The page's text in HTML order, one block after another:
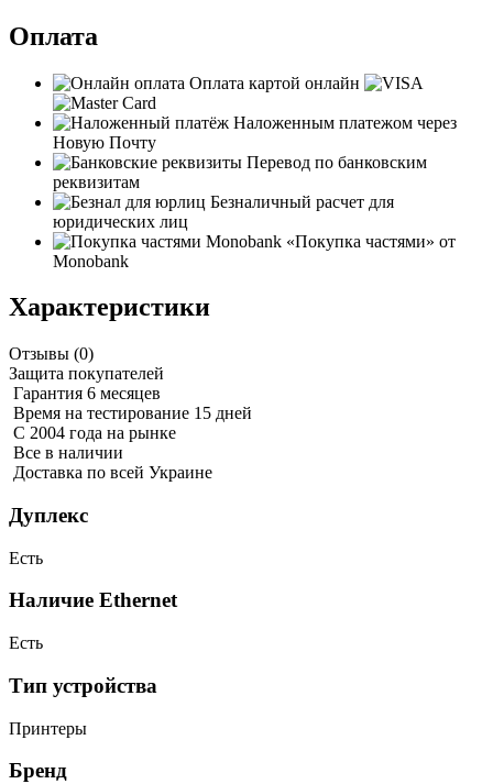
Оплата
Оплата картой онлайн
Наложенным платежом через
Новую Почту
Перевод по банковским
реквизитам
Безналичный расчет для
юридических лиц
«Покупка частями» от
Monobank
Характеристики
Отзывы (0)
Защита покупателей
Гарантия 6 месяцев
Время на тестирование 15 дней
С 2004 года на рынке
Все в наличии
Доставка по всей Украине
Дуплекс
Есть
Наличие Ethernet
Есть
Тип устройства
Принтеры
Бренд